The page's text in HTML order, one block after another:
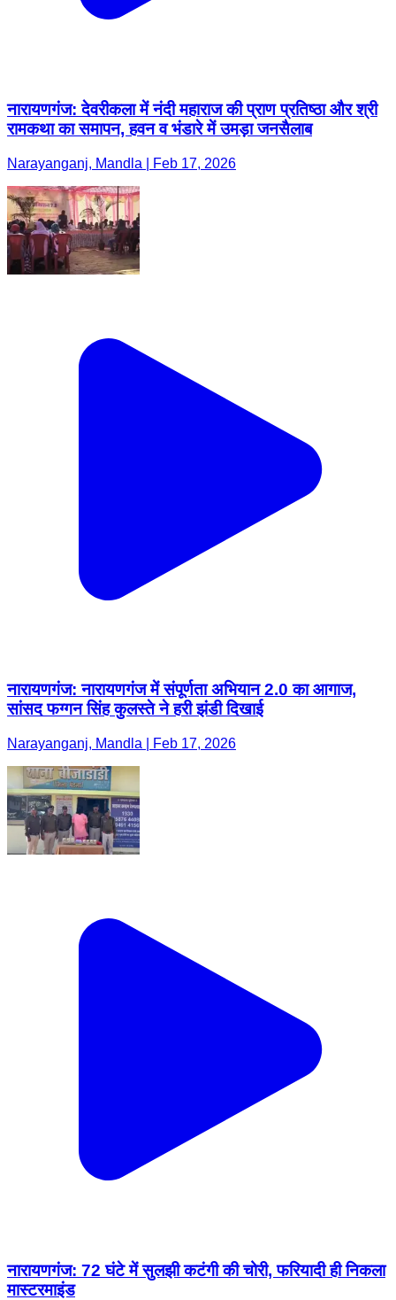
नारायणगंज: देवरीकला में नंदी महाराज की प्राण प्रतिष्ठा और श्री
रामकथा का समापन, हवन व भंडारे में उमड़ा जनसैलाब
Narayanganj, Mandla | Feb 17, 2026
नारायणगंज: नारायणगंज में संपूर्णता अभियान 2.0 का आगाज,
सांसद फग्गन सिंह कुलस्ते ने हरी झंडी दिखाई
Narayanganj, Mandla | Feb 17, 2026
नारायणगंज: 72 घंटे में सुलझी कटंगी की चोरी, फरियादी ही निकला
मास्टरमाइंड